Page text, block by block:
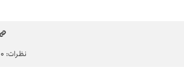
نظرات: ۰